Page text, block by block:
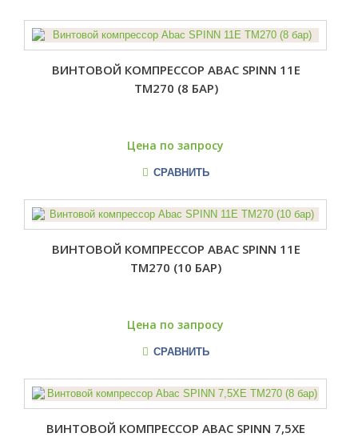
ВИНТОВОЙ КОМПРЕССОР ABAC SPINN 11E
TM270 (8 БАР)
Цена по запросу
СРАВНИТЬ
ВИНТОВОЙ КОМПРЕССОР ABAC SPINN 11E
TM270 (10 БАР)
Цена по запросу
СРАВНИТЬ
ВИНТОВОЙ КОМПРЕССОР ABAC SPINN 7,5XE